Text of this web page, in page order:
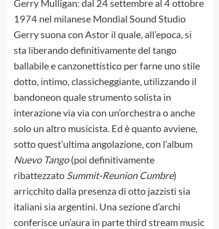
Gerry Mulligan: dal 24 settembre al 4 ottobre
1974 nel milanese Mondial Sound Studio
Gerry suona con Astor il quale, all’epoca, si
sta liberando definitivamente del tango
ballabile e canzonettistico per farne uno stile
dotto, intimo, classicheggiante, utilizzando il
bandoneon quale strumento solista in
interazione via via con un’orchestra o anche
solo un altro musicista. Ed è quanto avviene,
sotto quest’ultima angolazione, con l’album
Nuevo Tango(poi definitivamente
ribattezzato Summit-Reunion Cumbre)
arricchito dalla presenza di otto jazzisti sia
italiani sia argentini. Una sezione d’archi
conferisce un’aura in parte third stream music